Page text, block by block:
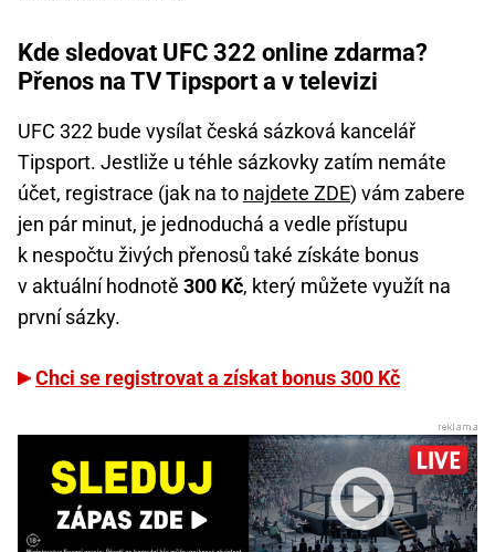
Kde sledovat UFC 322 online zdarma?
Přenos na TV Tipsport a v televizi
UFC 322 bude vysílat česká sázková kancelář
Tipsport. Jestliže u téhle sázkovky zatím nemáte
účet, registrace (jak na to najdete ZDE) vám zabere
jen pár minut, je jednoduchá a vedle přístupu
k nespočtu živých přenosů také získáte bonus
v aktuální hodnotě 300 Kč, který můžete využít na
první sázky.
Chci se registrovat a získat bonus 300 Kč